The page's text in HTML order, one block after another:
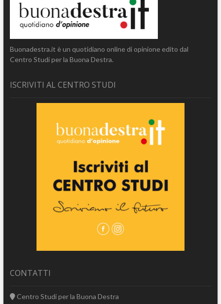
Buonadestra.it è un quotidiano online di opinione edito dal
Centro Studi per la Buona Destra.
ISCRIVITI AL CENTRO STUDI
CONTATTI
Centro Studi per la Buona Destra